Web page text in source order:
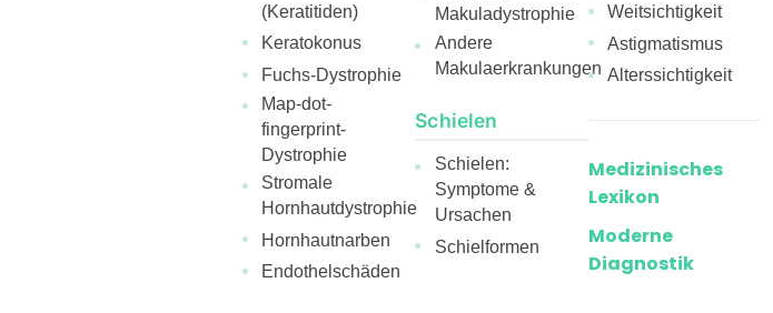
(Keratitiden)
Keratokonus
Fuchs-Dystrophie
Map-dot-
fingerprint-
Dystrophie
Stromale
Hornhautdystrophie
Hornhautnarben
Endothelschäden
Makuladystrophie
Andere
Makulaerkrankungen
Schielen
Schielen:
Symptome &
Ursachen
Schielformen
Weitsichtigkeit
Astigmatismus
Alterssichtigkeit
Medizinisches
Lexikon
Moderne
Diagnostik